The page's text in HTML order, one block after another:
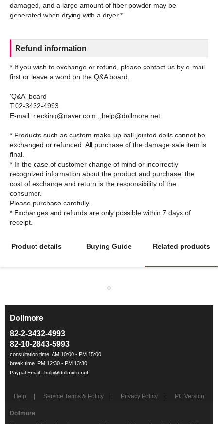
damaged, and a large amount of fiber powder may be
Refund information
* If you wish to exchange or refund, please contact us by e-mail
first or leave a word on the Q&A board.
'Q&A' board
T:02-3432-4993
E-mail: necking@naver.com , help@dollmore.net
* Products such as custom-make-up ball-jointed dolls cannot be
exchanged or refunded. All purchase of the damage sale item is
final.
* In the case of customer change of mind or incorrectly
recognized information about the product and purchase, the
cost of exchange and return is the responsibility of the
consumer.
Please purchase carefully.
* Exchanges and refunds are only possible within 7 days of
Product details Buying Guide Related products
Dollmore
82-2-3432-4993
82-10-2843-5993
Help Service Terms & Policy Privacy Policy PC Version
Dollmore